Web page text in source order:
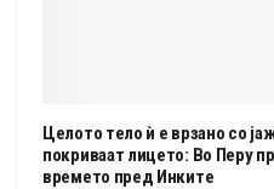
Целото тело ѝ е врзано со
покриваат лицето: Во Перу
времето пред Инките